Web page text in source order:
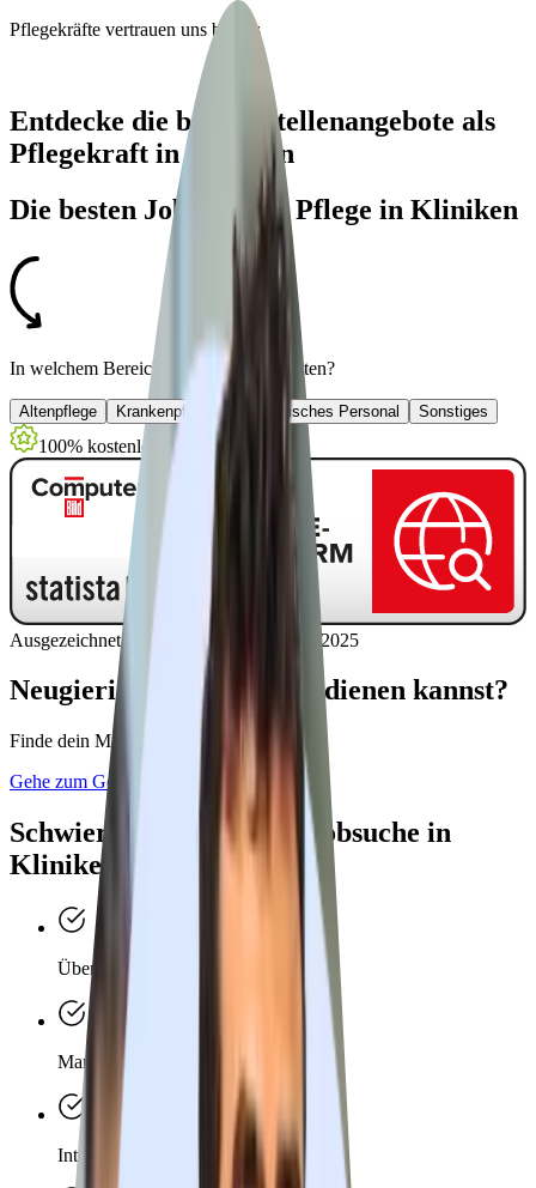
Pflegekräfte vertrauen uns bereits
Entdecke die besten Stellenangebote als
Pflegekraft in Kliniken
Die besten Jobs für die Pflege in Kliniken
In welchem Bereich möchtest Du arbeiten?
Altenpflege Krankenpflege Medizinisches Personal Sonstiges
100% kostenlos & anonym
Ausgezeichnet als Top Karriereplattform 2025
Neugierig, wie viel du verdienen kannst?
Finde dein Marktgehalt heraus
Gehe zum Gehaltsrechner
Schwierigkeiten
bei der Jobsuche in
Kliniken?
Überforderung durch Vielfalt?
Mangelnde Orientierung?
Intransparente Stellenbeschreibungen?